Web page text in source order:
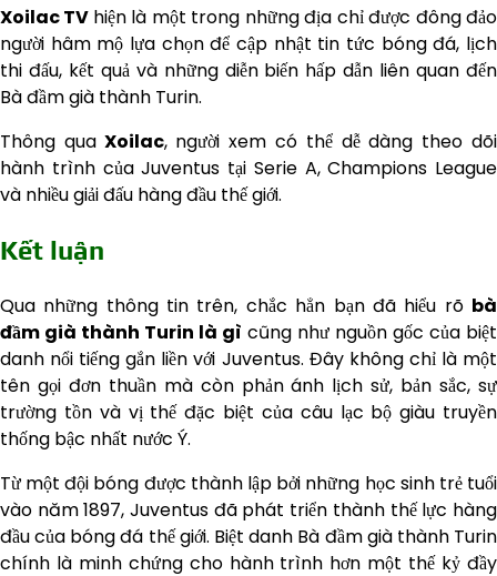
Xoilac TV hiện là một trong những địa chỉ được đông đảo
người hâm mộ lựa chọn để cập nhật tin tức bóng đá, lịch
thi đấu, kết quả và những diễn biến hấp dẫn liên quan đến
Bà đầm già thành Turin.
Thông quaXoilac, người xem có thể dễ dàng theo dõi
hành trình của Juventus tại Serie A, Champions League
và nhiều giải đấu hàng đầu thế giới.
Kết luận
Qua những thông tin trên, chắc hẳn bạn đã hiểu rõ bà
đầm già thành Turin là gì cũng như nguồn gốc của biệt
danh nổi tiếng gắn liền với Juventus. Đây không chỉ là một
tên gọi đơn thuần mà còn phản ánh lịch sử, bản sắc, sự
trường tồn và vị thế đặc biệt của câu lạc bộ giàu truyền
thống bậc nhất nước Ý.
Từ một đội bóng được thành lập bởi những học sinh trẻ tuổi
vào năm 1897, Juventus đã phát triển thành thế lực hàng
đầu của bóng đá thế giới. Biệt danh Bà đầm già thành Turin
chính là minh chứng cho hành trình hơn một thế kỷ đầy